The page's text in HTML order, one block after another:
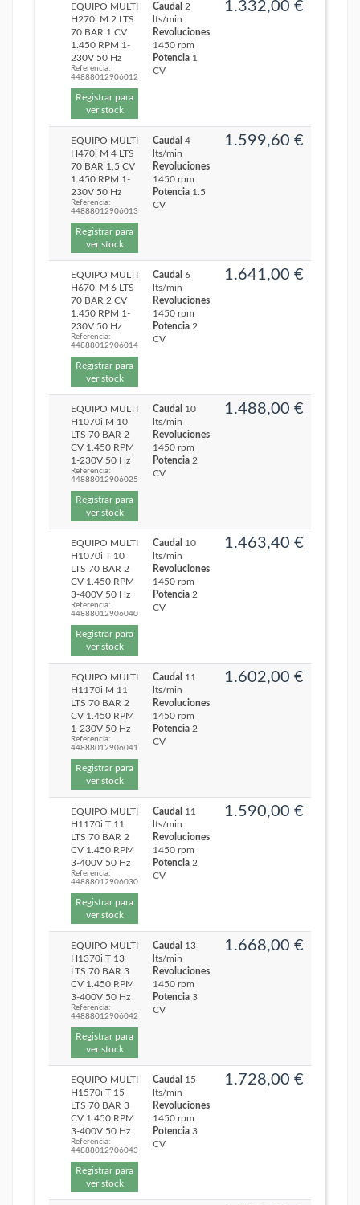
EQUIPO MULTI
H270i M 2 LTS
70 BAR 1 CV
1.450 RPM 1-
230V 50 Hz
Referencia:
44888012906012
Registrar para
ver stock
Caudal 2
lts/min
Revoluciones
1450 rpm
Potencia 1
CV
1.332,00 €
EQUIPO MULTI
H470i M 4 LTS
70 BAR 1,5 CV
1.450 RPM 1-
230V 50 Hz
Referencia:
44888012906013
Registrar para
ver stock
Caudal 4
lts/min
Revoluciones
1450 rpm
Potencia 1.5
CV
1.599,60 €
EQUIPO MULTI
H670i M 6 LTS
70 BAR 2 CV
1.450 RPM 1-
230V 50 Hz
Referencia:
44888012906014
Registrar para
ver stock
Caudal 6
lts/min
Revoluciones
1450 rpm
Potencia 2
CV
1.641,00 €
EQUIPO MULTI
H1070i M 10
LTS 70 BAR 2
CV 1.450 RPM
1-230V 50 Hz
Referencia:
44888012906025
Registrar para
ver stock
Caudal 10
lts/min
Revoluciones
1450 rpm
Potencia 2
CV
1.488,00 €
EQUIPO MULTI
H1070i T 10
LTS 70 BAR 2
CV 1.450 RPM
3-400V 50 Hz
Referencia:
44888012906040
Registrar para
ver stock
Caudal 10
lts/min
Revoluciones
1450 rpm
Potencia 2
CV
1.463,40 €
EQUIPO MULTI
H1170i M 11
LTS 70 BAR 2
CV 1.450 RPM
1-230V 50 Hz
Referencia:
44888012906041
Registrar para
ver stock
Caudal 11
lts/min
Revoluciones
1450 rpm
Potencia 2
CV
1.602,00 €
EQUIPO MULTI
H1170i T 11
LTS 70 BAR 2
CV 1.450 RPM
3-400V 50 Hz
Referencia:
44888012906030
Registrar para
ver stock
Caudal 11
lts/min
Revoluciones
1450 rpm
Potencia 2
CV
1.590,00 €
EQUIPO MULTI
H1370i T 13
LTS 70 BAR 3
CV 1.450 RPM
3-400V 50 Hz
Referencia:
44888012906042
Registrar para
ver stock
Caudal 13
lts/min
Revoluciones
1450 rpm
Potencia 3
CV
1.668,00 €
EQUIPO MULTI
H1570i T 15
LTS 70 BAR 3
CV 1.450 RPM
3-400V 50 Hz
Referencia:
44888012906043
Registrar para
ver stock
Caudal 15
lts/min
Revoluciones
1450 rpm
Potencia 3
CV
1.728,00 €